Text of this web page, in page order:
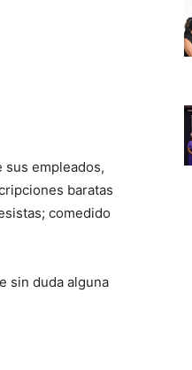
sus empleados,
baratas
comedido
sin duda alguna